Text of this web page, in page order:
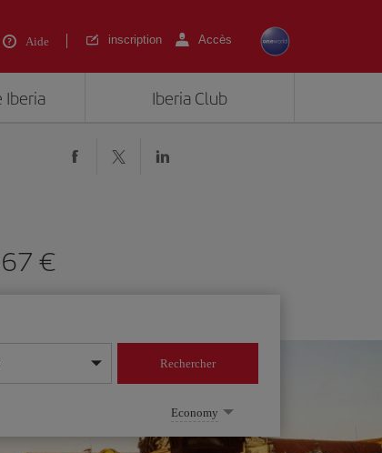
Aide inscription Accès
Iberia Iberia Club
€
Rechercher
Economy